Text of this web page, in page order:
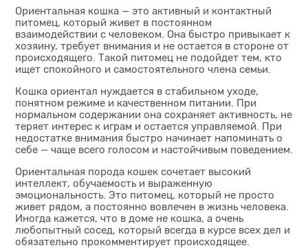
Ориентальная кошка — это активный и контактный
питомец, который живет в постоянном
взаимодействии с человеком. Она быстро привыкает к
хозяину, требует внимания и не остается в стороне от
происходящего. Такой питомец не подойдет тем, кто
ищет спокойного и самостоятельного члена семьи.
Кошка ориентал нуждается в стабильном уходе,
понятном режиме и качественном питании. При
нормальном содержании она сохраняет активность, не
теряет интерес к играм и остается управляемой. При
недостатке внимания быстро начинает напоминать о
себе — чаще всего голосом и настойчивым поведением.
Ориентальная порода кошек сочетает высокий
интеллект, обучаемость и выраженную
эмоциональность. Это питомец, который не просто
живет рядом, а постоянно вовлечен в жизнь человека.
Иногда кажется, что в доме не кошка, а очень
любопытный сосед, который всегда в курсе всех дел и
обязательно прокомментирует происходящее.